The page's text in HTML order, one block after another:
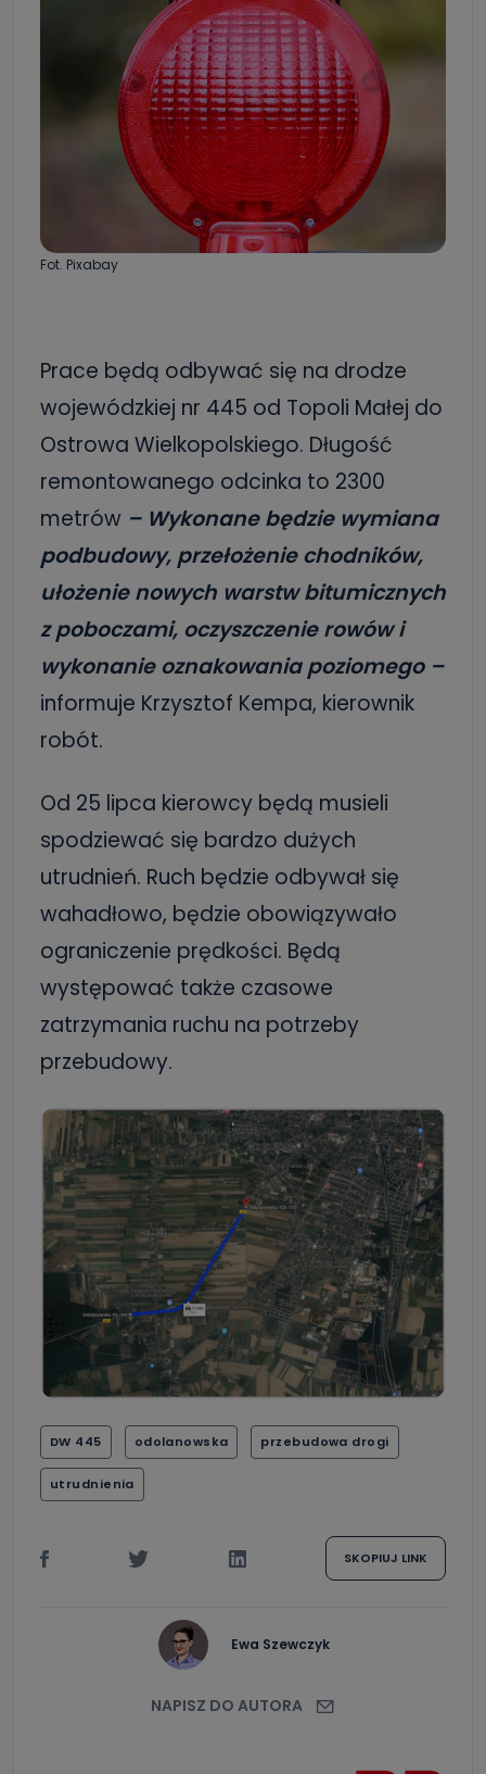
Fot. Pixabay
Prace będą odbywać się na drodze
wojewódzkiej nr 445 od Topoli Małej do
Ostrowa Wielkopolskiego. Długość
remontowanego odcinka to 2300
metrów – Wykonane będzie wymiana
podbudowy, przełożenie chodników,
ułożenie nowych warstw bitumicznych
z poboczami, oczyszczenie rowów i
wykonanie oznakowania poziomego –
informuje Krzysztof Kempa, kierownik
robót.
Od 25 lipca kierowcy będą musieli
spodziewać się bardzo dużych
utrudnień. Ruch będzie odbywał się
wahadłowo, będzie obowiązywało
ograniczenie prędkości. Będą
występować także czasowe
zatrzymania ruchu na potrzeby
przebudowy.
DW 445 odolanowska przebudowa drogi
utrudnienia
SKOPIUJ LINK
Ewa Szewczyk
NAPISZ DO AUTORA